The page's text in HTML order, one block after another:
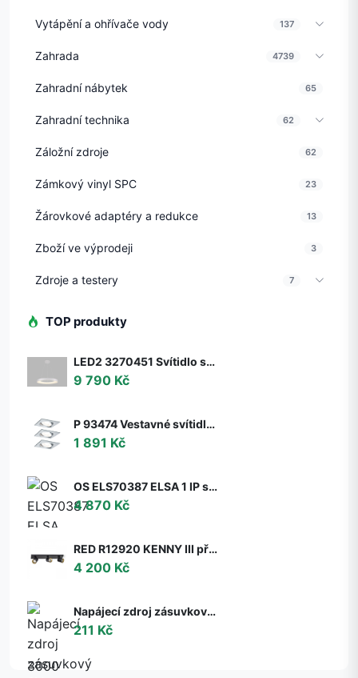
Vytápění a ohřívače vody 137
Zahrada 4739
Zahradní nábytek 65
Zahradní technika 62
Záložní zdroje 62
Zámkový vinyl SPC 23
Žárovkové adaptéry a redukce 13
Zboží ve výprodeji 3
Zdroje a testery 7
TOP produkty
LED2 3270451 Svítidlo stropní závěsné LED2 BELLA 60 P-Z, W 50W 2CCT 3000K/4000K - ON/OFF - nestmívatelné - LED2 Lighting
9 790 Kč
P 93474 Vestavné svítidlo LED Nova hranaté 3x6,5W GU10 hliník broušený nastavitelné 3-krokové-stmívatelné - PAULMANN
1 891 Kč
OS ELS70387 ELSA 1 IP stropní/nástěnné skleněné svítidlo bílá IP65 3000 K 9W LED DALI (původní kód OS 70387) - OSMONT
4 870 Kč
RED R12920 KENNY III přisazená černá/zlatá 230V GU10 3x35W - RED - DESIGN RENDL
4 200 Kč
Napájecí zdroj zásuvkový 6V, 2A, 5.5x2.1mm
211 Kč